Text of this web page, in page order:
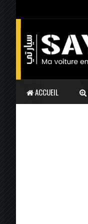
ACCUEIL